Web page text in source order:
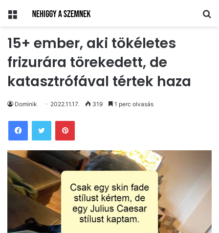
Menü
15+ ember, aki tökéletes
frizurára törekedett, de
katasztrófával tértek haza
Dominik 2022.11.17. 319 1 perc olvasás
Pinterest